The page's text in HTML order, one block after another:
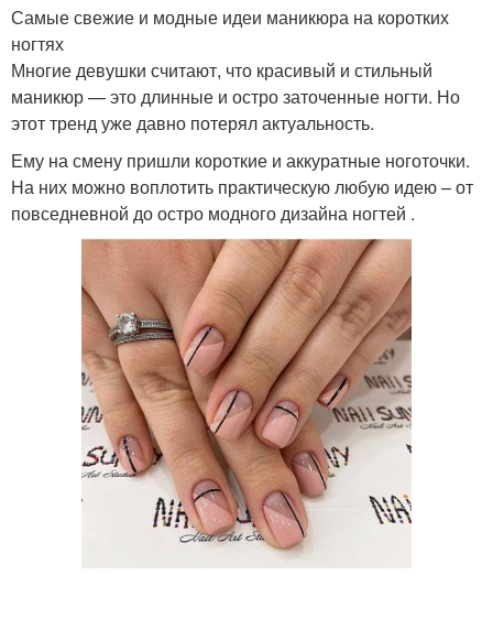
Самые свежие и модные идеи маникюра на коротких
ногтях
Многие девушки считают, что красивый и стильный
маникюр — это длинные и остро заточенные ногти. Но
этот тренд уже давно потерял актуальность.
Ему на смену пришли короткие и аккуратные ноготочки.
На них можно воплотить практическую любую идею – от
повседневной до остро модного дизайна ногтей .